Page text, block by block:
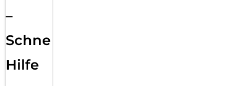
–
Schnelle
Hilfe